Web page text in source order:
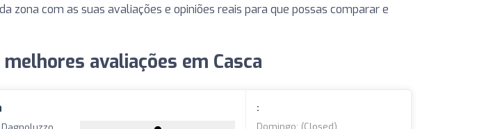
zona com as suas avaliações e opiniões reais para que possas comparar e
avaliações em Casca
:
Domingo: (closed)